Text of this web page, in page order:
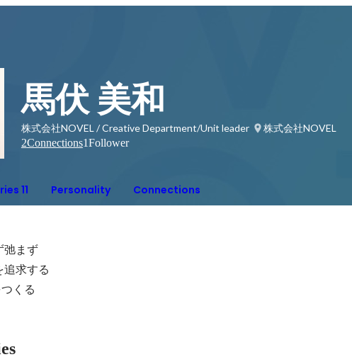
馬伏 美和
株式会社NOVEL / Creative Department/Unit leader
株式会社NOVEL
2Connections1Follower
11 Personality Connections
まず
求する
くる